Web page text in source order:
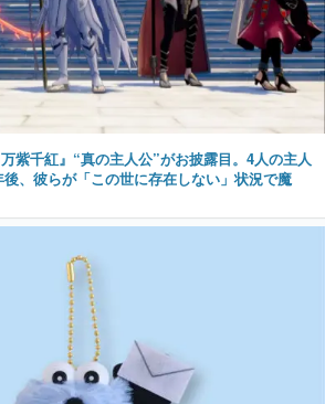
紫千紅』“真の主人公”がお披露目。4人の主人
、彼らが「この世に存在しない」状況で魔